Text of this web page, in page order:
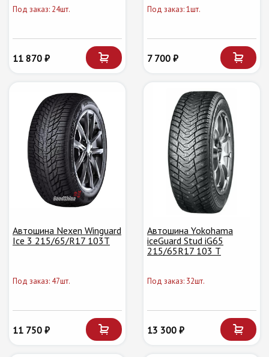
Под заказ: 24шт.
11 870 ₽
Под заказ: 1шт.
7 700 ₽
Автошина Nexen Winguard
Ice 3 215/65/R17 103T
Под заказ: 47шт.
11 750 ₽
Автошина Yokohama
iceGuard Stud iG65
215/65R17 103 T
Под заказ: 32шт.
13 300 ₽